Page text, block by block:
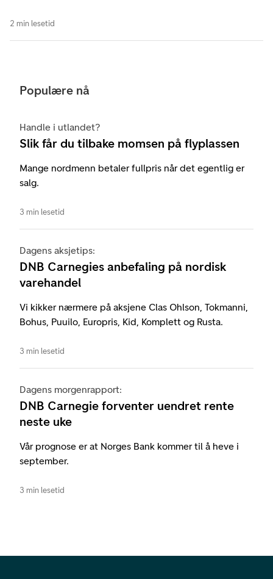
2 min lesetid
Populære nå
Handle i utlandet?
Slik får du tilbake momsen på flyplassen
Mange nordmenn betaler fullpris når det egentlig er
salg.
3 min lesetid
Dagens aksjetips:
DNB Carnegies anbefaling på nordisk
varehandel
Vi kikker nærmere på aksjene Clas Ohlson, Tokmanni,
Bohus, Puuilo, Europris, Kid, Komplett og Rusta.
3 min lesetid
Dagens morgenrapport:
DNB Carnegie forventer uendret rente
neste uke
Vår prognose er at Norges Bank kommer til å heve i
september.
3 min lesetid